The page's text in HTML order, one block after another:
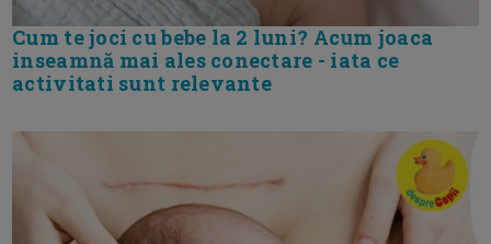
Cum te joci cu bebe la 2 luni? Acum joaca
inseamnă mai ales conectare - iata ce
activitati sunt relevante